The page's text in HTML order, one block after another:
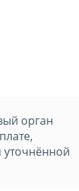
орган
уточнённой